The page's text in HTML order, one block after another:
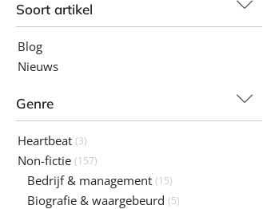
Soort artikel
Blog
Nieuws
Genre
Heartbeat (3)
Non-fictie (157)
Bedrijf & management (15)
Biografie & waargebeurd (5)